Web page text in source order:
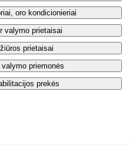
oro kondicionieriai
valymo prietaisai
prietaisai
priemonės
prekės